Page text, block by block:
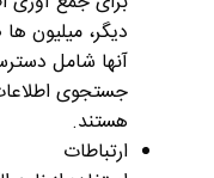
دیگر، میلیون
آنها شامل
جستجوی
هستند.
ارتباطات